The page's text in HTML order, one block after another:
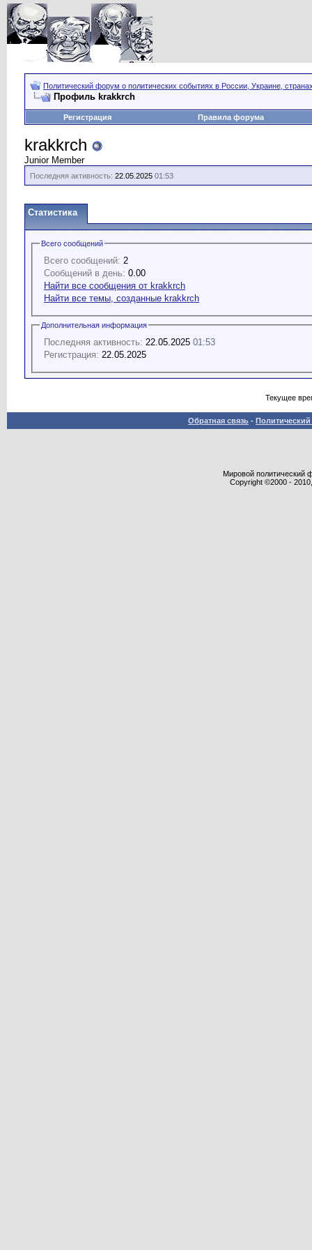
Политический форум о политических событиях в России, Украине,
Профиль krakkrch
Регистрация Правила форума
krakkrch
Junior Member
Последняя активность: 22.05.2025 01:53
Статистика
Всего сообщений
Всего сообщений: 2
Сообщений в день: 0.00
Найти все сообщения от krakkrch
Найти все темы, созданные krakkrch
Дополнительная информация
Последняя активность: 22.05.2025 01:53
Регистрация: 22.05.2025
Текущее
Обратная связь -
Мировой политический
Copyright ©2000 -